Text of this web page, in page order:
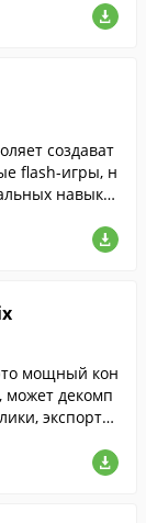
создават
flash-игры, н
навыко
мощный кон
может декомп
экспорти
SWF ролики
и д